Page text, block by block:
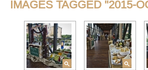
IMAGES TAGGED "2015-